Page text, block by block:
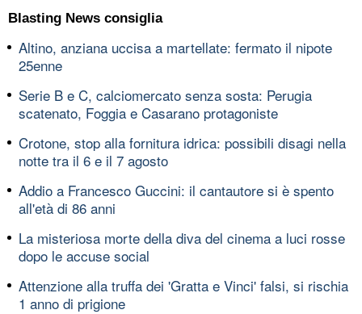
Blasting News consiglia
Altino, anziana uccisa a martellate: fermato il nipote
25enne
Serie B e C, calciomercato senza sosta: Perugia
scatenato, Foggia e Casarano protagoniste
Crotone, stop alla fornitura idrica: possibili disagi nella
notte tra il 6 e il 7 agosto
Addio a Francesco Guccini: il cantautore si è spento
all'età di 86 anni
La misteriosa morte della diva del cinema a luci rosse
dopo le accuse social
Attenzione alla truffa dei 'Gratta e Vinci' falsi, si rischia
1 anno di prigione